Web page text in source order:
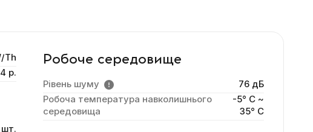
Th
р.
шт.
Робоче середовище
Рівень шуму
76 дБ
Робоча температура навколишнього
середовища
-5° C ~
35° C